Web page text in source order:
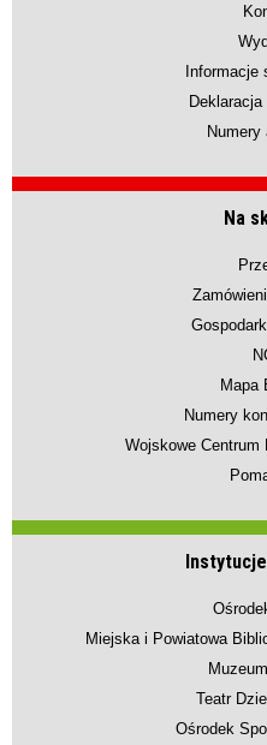
Numery
Na
Mapa
Numery
Wojskowe Centrum
Miejska i Powiatowa
Teatr
Ośrodek